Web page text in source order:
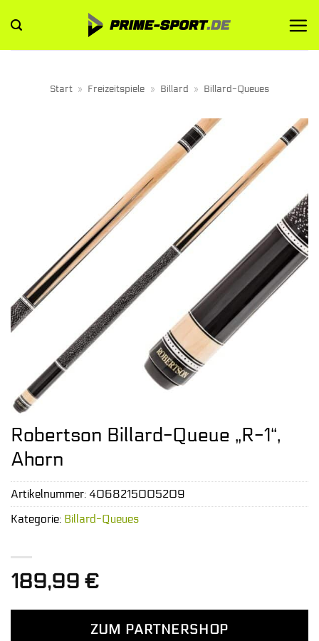
Inhalt
springen
Start » Freizeitspiele » Billard » Billard-Queues
Robertson Billard-Queue „R-1“,
Ahorn
189,99 €
ZUM PARTNERSHOP
Artikelnummer: 4068215005209
Kategorie: Billard-Queues